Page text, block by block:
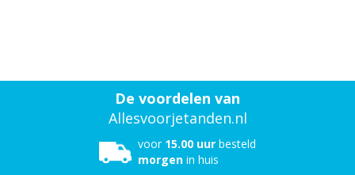
De voordelen van
Allesvoorjetanden.nl
voor 15.00 uur besteld
morgen in huis